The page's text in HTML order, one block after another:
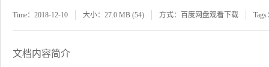
Time：2018-12-10 大小：27.0 MB (54) 方式：百度网盘观看下载 Tags
文档内容简介